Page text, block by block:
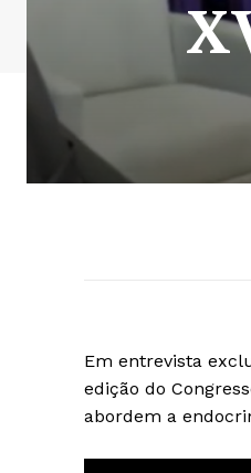
Em entrevista
edição do
abordem a